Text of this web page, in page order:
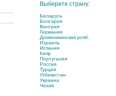
Выберите страну:
Беларусь
Болгария
Венгрия
Германия
Доминиканская рспб.
Израиль
Испания
Кипр
Португалия
Россия
Турция
Узбекистан
Украина
Чехия